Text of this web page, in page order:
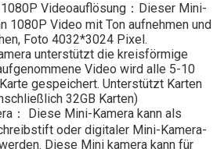
Videoauflösung：Dieser Mini-
1080P Video mit Ton aufnehmen und
Foto 4032*3024 Pixel.
unterstützt die kreisförmige
Video wird alle 5-10
gespeichert. Unterstützt Karten
32GB Karten)
： Diese Mini-Kamera kann als
oder digitaler Mini-Kamera-
Diese Mini kamera kann für